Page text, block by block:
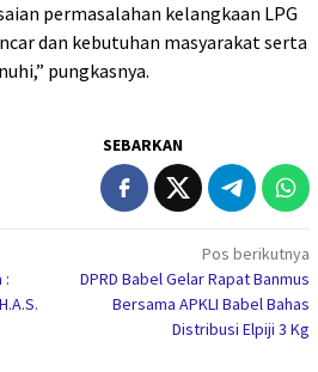
permasalahan kelangkaan LPG
dan kebutuhan masyarakat serta
pungkasnya.
SEBARKAN
:
Pos berikutnya
DPRD Babel Gelar Rapat Banmus
Bersama APKLI Babel Bahas
Distribusi Elpiji 3 Kg